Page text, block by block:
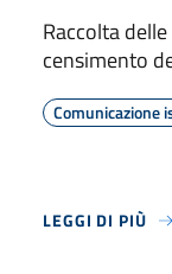
Raccolta
censimento
Comunicazione
LEGGI DI PIÙ